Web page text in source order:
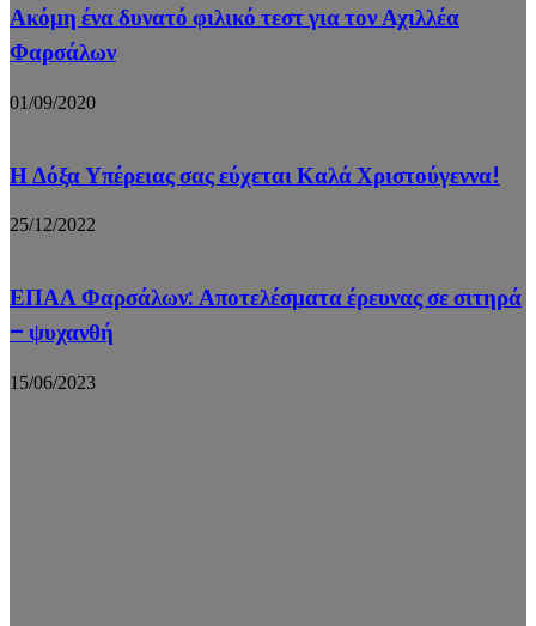
Ακόμη ένα δυνατό φιλικό τεστ για τον Αχιλλέα
Φαρσάλων
01/09/2020
Η Δόξα Υπέρειας σας εύχεται Καλά Χριστούγεννα!
25/12/2022
ΕΠΑΛ Φαρσάλων: Αποτελέσματα έρευνας σε σιτηρά
– ψυχανθή
15/06/2023